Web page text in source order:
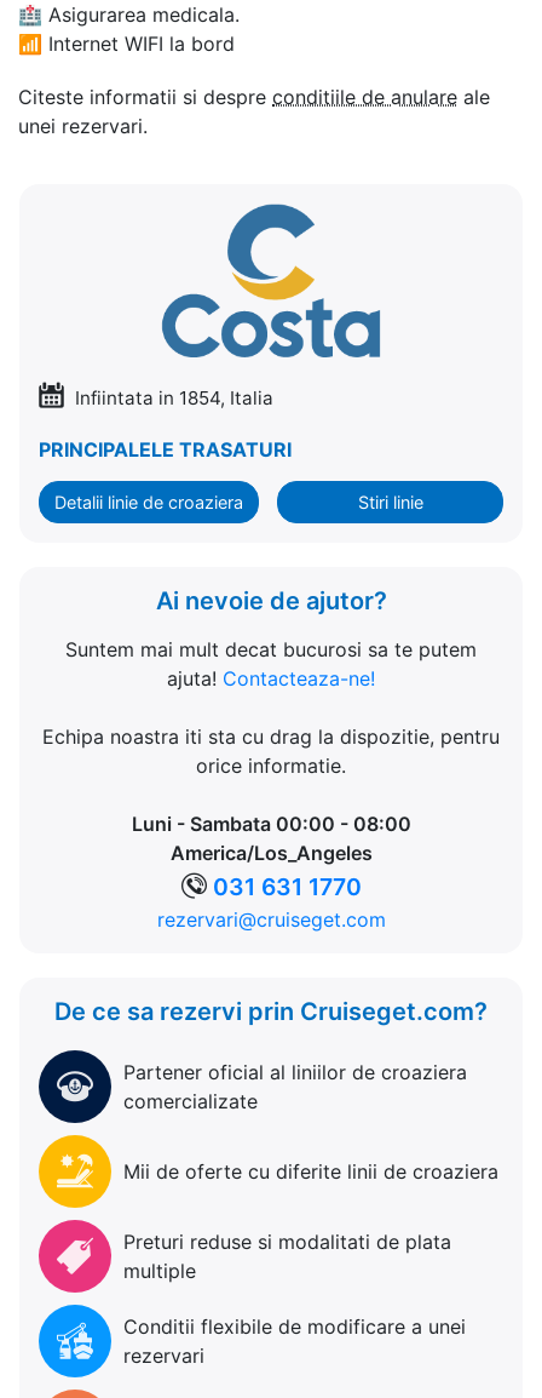
🏥 Asigurarea medicala.
📶 Internet WIFI la bord
Citeste informatii si despre conditiile de anulare ale
unei rezervari.
Infiintata in 1854, Italia
PRINCIPALELE TRASATURI
Detalii linie de croaziera Stiri linie
Ai nevoie de ajutor?
Suntem mai mult decat bucurosi sa te putem
ajuta! Contacteaza-ne!
Echipa noastra iti sta cu drag la dispozitie, pentru
orice informatie.
Luni - Sambata 00:00 - 08:00
America/Los_Angeles
031 631 1770
rezervari@cruiseget.com
De ce sa rezervi prin Cruiseget.com?
Partener oficial al liniilor de croaziera
comercializate
Mii de oferte cu diferite linii de croaziera
Preturi reduse si modalitati de plata
multiple
Conditii flexibile de modificare a unei
rezervari